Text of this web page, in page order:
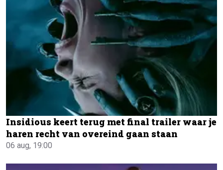
Insidious keert terug met final trailer waar je
haren recht van overeind gaan staan
06 aug, 19:00